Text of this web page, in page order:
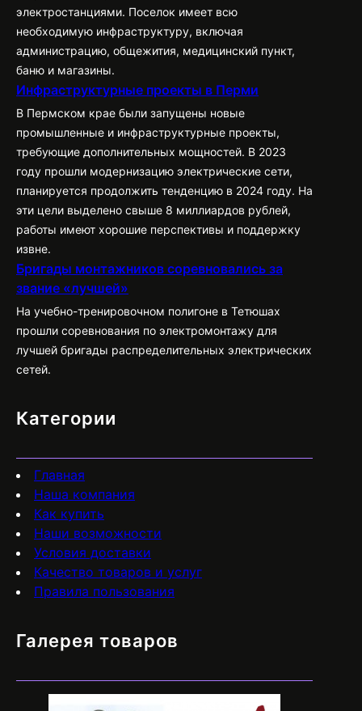
электростанциями. Поселок имеет всю
необходимую инфраструктуру, включая
администрацию, общежития, медицинский пункт,
баню и магазины.
Инфраструктурные проекты в Перми
В Пермском крае были запущены новые
промышленные и инфраструктурные проекты,
требующие дополнительных мощностей. В 2023
году прошли модернизацию электрические сети,
планируется продолжить тенденцию в 2024 году. На
эти цели выделено свыше 8 миллиардов рублей,
работы имеют хорошие перспективы и поддержку
извне.
Бригады монтажников соревновались за
звание «лучшей»
На учебно-тренировочном полигоне в Тетюшах
прошли соревнования по электромонтажу для
лучшей бригады распределительных электрических
сетей.
Категории
Главная
Наша компания
Как купить
Наши возможности
Условия доставки
Качество товаров и услуг
Правила пользования
Галерея товаров